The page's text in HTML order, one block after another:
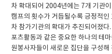
차 확대되어 2004년에는 7개 기관
캠프의 횟수가 거듭될수록 긍정적
차 참가기관의 확대가 추진되어졌다
포츠활동과 같은 중요한 하나의 테
원봉사자들이 새로운 집단을 구성해